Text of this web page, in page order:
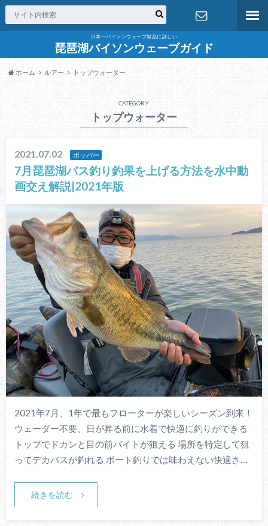
日本一バイソンウェーブ製品に詳しい
琵琶湖バイソンウェーブガイド
お問合せ
ホーム ルアー トップウォーター
CATEGORY
トップウォーター
2021.07.02 ポッパー
7月琵琶湖バス釣り釣果を上げる方法を水中動
画交え解説|2021年版
2021年7月、1年で最もフローターが楽しいシーズン到来！
ウェーダー不要、日が昇る前に水着で快適に釣りができる
トップでドカンと目の前バイトが狙える 場所を特定して狙
ってデカバスが釣れる ボート釣りでは味わえない快適さ…
続きを読む